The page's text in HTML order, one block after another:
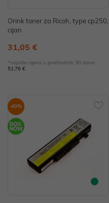
Orink toner za Ricoh, type cp250,
cijan
31,05 €
*najniža cijena u prethodnih 30 dana
51,76 €
-40%